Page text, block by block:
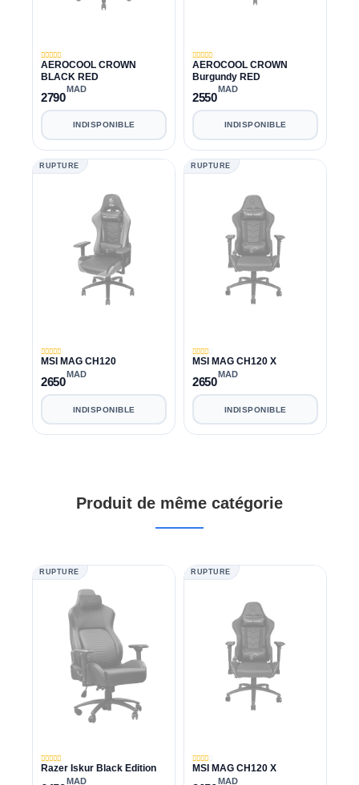
AEROCOOL CROWN
BLACK RED
2790
MAD
INDISPONIBLE
AEROCOOL CROWN
Burgundy RED
2550
MAD
INDISPONIBLE
RUPTURE
MSI MAG CH120
2650
MAD
INDISPONIBLE
RUPTURE
MSI MAG CH120 X
2650
MAD
INDISPONIBLE
Produit de même catégorie
RUPTURE
Razer Iskur Black Edition
MAD
RUPTURE
MSI MAG CH120 X
MAD